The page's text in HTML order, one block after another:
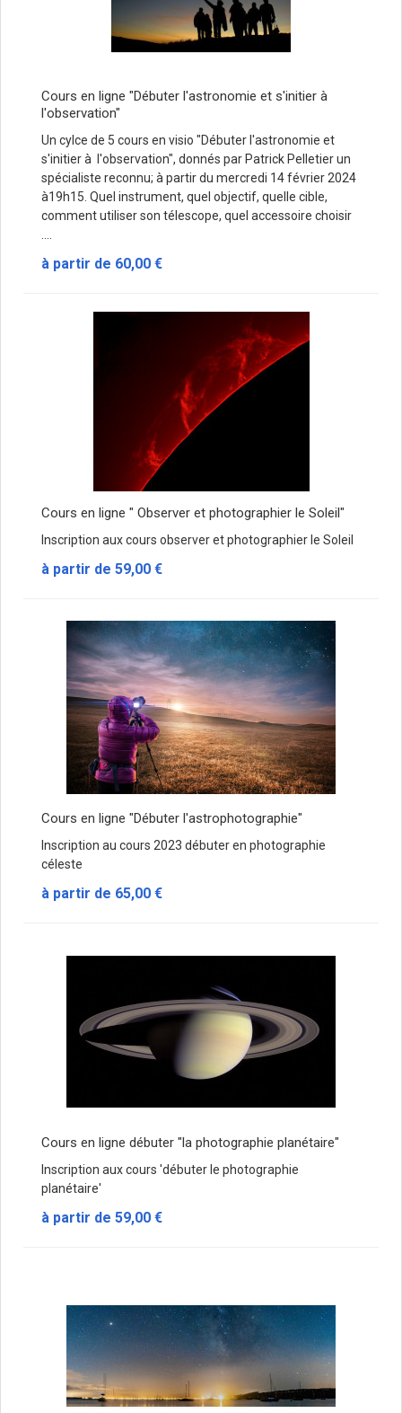
Cours en ligne "Débuter l'astronomie et s'initier à
l'observation"
Un cylce de 5 cours en visio "Débuter l'astronomie et
s'initier à l'observation", donnés par Patrick Pelletier un
spécialiste reconnu; à partir du mercredi 14 février 2024
à19h15. Quel instrument, quel objectif, quelle cible,
comment utiliser son télescope, quel accessoire choisir
à partir de 60,00 €
Cours en ligne " Observer et photographier le Soleil"
Inscription aux cours observer et photographier le Soleil
à partir de 59,00 €
Cours en ligne "Débuter l'astrophotographie"
Inscription au cours 2023 débuter en photographie
céleste
à partir de 65,00 €
Cours en ligne débuter "la photographie planétaire"
Inscription aux cours 'débuter le photographie
planétaire'
à partir de 59,00 €